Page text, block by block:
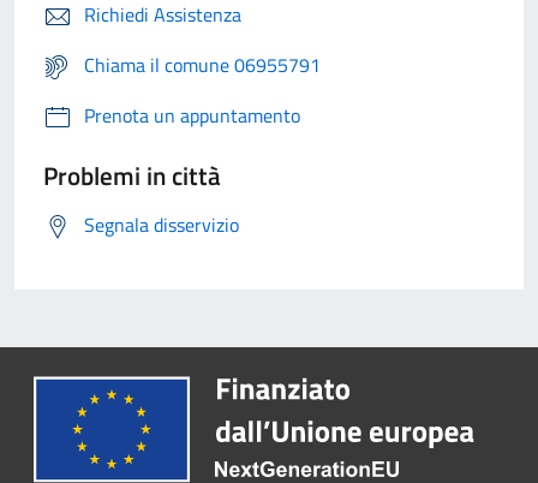
Richiedi Assistenza
Chiama il comune 06955791
Prenota un appuntamento
Problemi in città
Segnala disservizio